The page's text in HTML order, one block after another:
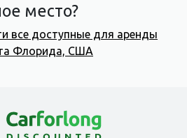
место?
все доступные для аренды
Флорида, США